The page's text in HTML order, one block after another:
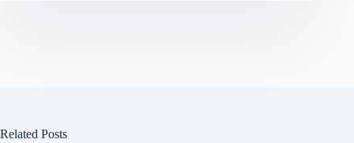
Related Posts